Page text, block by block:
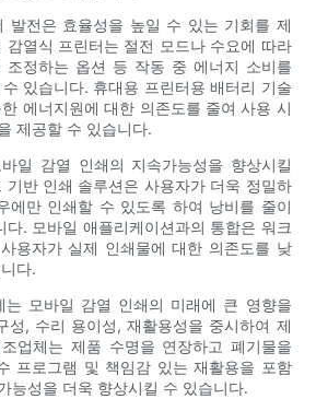
발전은 효율성을 높일 수 있는 기회를 제
감열식 프린터는 절전 모드나 수요에 따라
조정하는 옵션 등 작동 중 에너지 소비를
있습니다. 휴대용 프린터용 배터리 기술
에너지원에 대한 의존도를 줄여 사용 시
제공할 수 있습니다.
일 감열 인쇄의 지속가능성을 향상시킬
기반 인쇄 솔루션은 사용자가 더욱 정밀하
에만 인쇄할 수 있도록 하여 낭비를 줄이
다. 모바일 애플리케이션과의 통합은 워크
용자가 실제 인쇄물에 대한 의존도를 낮
다.
는 모바일 감열 인쇄의 미래에 큰 영향을
성, 수리 용이성, 재활용성을 중시하여 제
업체는 제품 수명을 연장하고 폐기물을
프로그램 및 책임감 있는 재활용을 포함
능성을 더욱 향상시킬 수 있습니다.